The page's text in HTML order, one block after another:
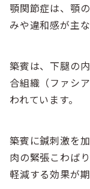
顎関節症は、顎
みや違和感が主な
築賓は、下腿の
合組織（ファシ
われています。
築賓に鍼刺激を
肉の緊張こわば
軽減する効果が期